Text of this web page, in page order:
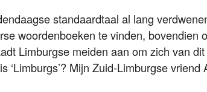
standaardtaal al lang
woordenboeken te vinden, bovendien
Limburgse meiden aan om zich van
Mijn Zuid-Limburgse vriend